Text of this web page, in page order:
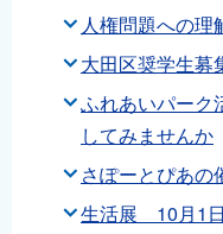
人権問題への理
大田区奨学生募
ふれあいパーク
してみませんか
さぽーとぴあの
生活展 10月1